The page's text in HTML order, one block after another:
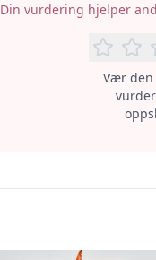
Din vurdering hjelper
Vær den